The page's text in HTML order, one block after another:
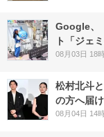
Google、
ト「ジェ
08月03日 18
松村北斗
の方へ届
08月04日 14